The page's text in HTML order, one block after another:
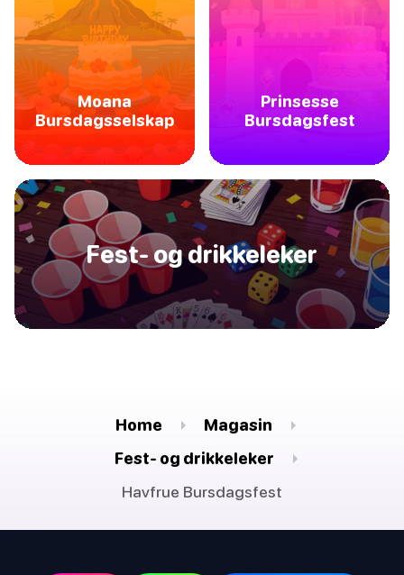
Moana
Bursdagsselskap
Prinsesse
Bursdagsfest
Fest- og drikkeleker
Home
Magasin
Fest- og drikkeleker
Havfrue Bursdagsfest